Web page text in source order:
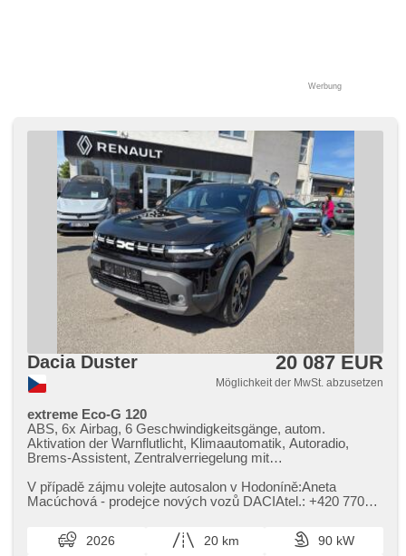
Werbung
Dacia Duster 20 087 EUR
Möglichkeit der MwSt. abzusetzen
extreme Eco-G 120
ABS, 6x Airbag, 6 Geschwindigkeitsgänge, autom.
Aktivation der Warnflutlicht, Klimaautomatik, Autoradio,
Brems-Assistent, Zentralverriegelung mit
Beifahrerairbagdeaktivierung, Teilbare Rücksitzbank, El.
Vorderscheiben, El. Seitenscheiben, El. Klappspiegel, El.
Nebelscheinwerfer, Multifunktionslenkrad, Lenkrad
einstellbar, Bordcomputer, erfüllt 'EURO VI', Servolenkung,
V případě zájmu volejte autosalon v Hodoníně:Aneta
Macúchová ​- prodejce nových vozů DACIAtel.: ​+420 770
2026 20 km
90 kW